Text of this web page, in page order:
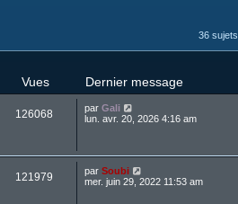
36 sujets
Vues Dernier message
126068 par Gali
lun. avr. 20, 2026 4:16 am
121979 par Soubi
mer. juin 29, 2022 11:53 am